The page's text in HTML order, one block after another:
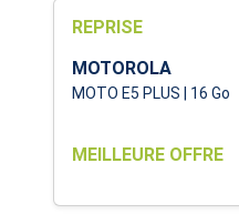
REPRISE
MOTOROLA
MOTO E5 PLUS | 16 Go
MEILLEURE OFFRE